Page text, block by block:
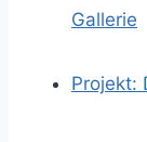
Gallerie
Projekt: